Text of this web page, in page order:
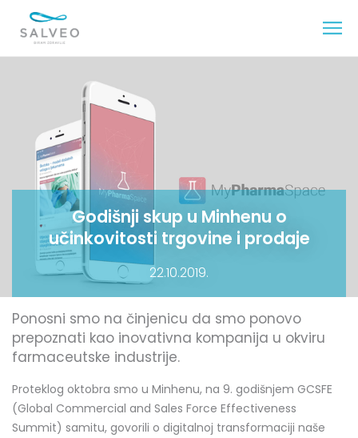
Godišnji skup u Minhenu o
učinkovitosti trgovine i prodaje
22.10.2019.
Ponosni smo na činjenicu da smo ponovo
prepoznati kao inovativna kompanija u okviru
farmaceutske industrije.
Proteklog oktobra smo u Minhenu, na 9. godišnjem GCSFE
(Global Commercial and Sales Force Effectiveness
Summit) samitu, govorili o digitalnoj transformaciji naše